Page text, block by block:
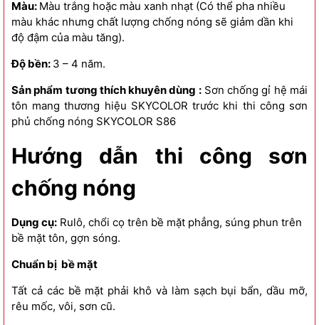
Màu: Màu trắng hoặc màu xanh nhạt (Có thể pha nhiều
màu khác nhưng chất lượng chống nóng sẽ giảm dần khi
độ đậm của màu tăng).
Độ bền: 3 – 4 năm.
Sản phẩm tương thích khuyên dùng :Sơn chống gỉ hệ mái
tôn mang thương hiệu SKYCOLOR trước khi thi công sơn
phủ chống nóng SKYCOLOR S86
Hướng dẫn thi công sơn
chống nóng
Dụng cụ: Rulô, chổi cọ trên bề mặt phẳng, súng phun trên
bề mặt tôn, gợn sóng.
Chuẩn bị bề mặt
Tất cả các bề mặt phải khô và làm sạch bụi bẩn, dầu mỡ,
rêu mốc, vôi, sơn cũ.